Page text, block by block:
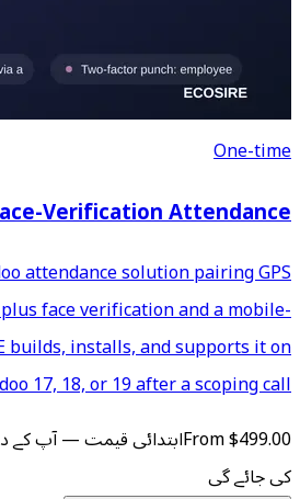
GPS & Face-
A made-to-order Odoo
geofencing with PIN plus
friendly API. ECOSIRE
your Odoo 17,
آپ کے دائرۂ کار کے مطابق مقرر